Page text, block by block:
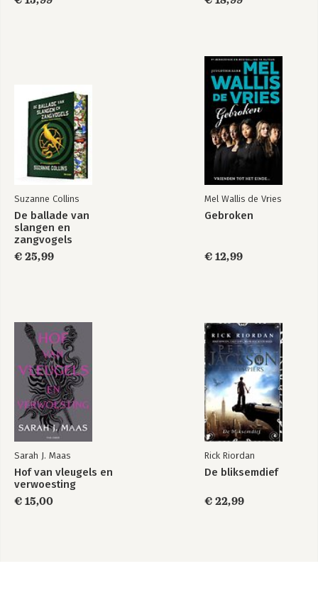
Suzanne Collins
De ballade van
slangen en
zangvogels
€ 25,99
Mel Wallis de Vries
Gebroken
€ 12,99
Sarah J. Maas
Hof van vleugels en
verwoesting
€ 15,00
Rick Riordan
De bliksemdief
€ 22,99